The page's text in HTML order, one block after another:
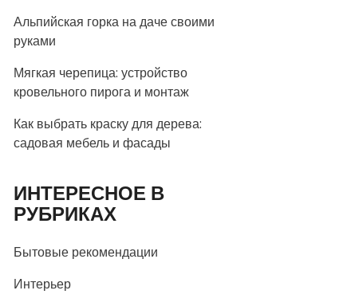
Альпийская горка на даче своими
руками
Мягкая черепица: устройство
кровельного пирога и монтаж
Как выбрать краску для дерева:
садовая мебель и фасады
ИНТЕРЕСНОЕ В
РУБРИКАХ
Бытовые рекомендации
Интерьер